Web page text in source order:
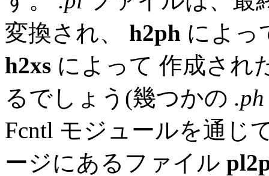
変換され、 h2ph によっ
h2xs によって 作成され
るでしょう(幾つかの .ph
Fcntl モジュールを通じ
ージにあるファイル